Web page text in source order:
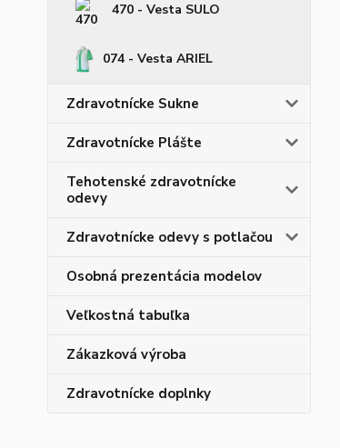
470 - Vesta SULO
074 - Vesta ARIEL
Zdravotnícke Sukne
Zdravotnícke Plášte
Tehotenské zdravotnícke
odevy
Zdravotnícke odevy s potlačou
Osobná prezentácia modelov
Veľkostná tabuľka
Zákazková výroba
Zdravotnícke doplnky